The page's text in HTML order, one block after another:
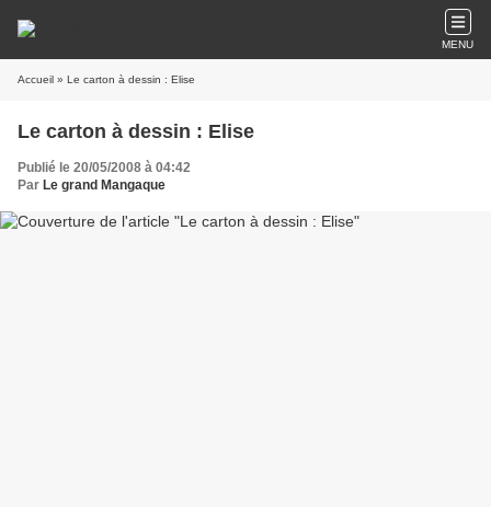
MENU
Accueil » Le carton à dessin : Elise
Le carton à dessin : Elise
Publié le 20/05/2008 à 04:42
Par Le grand Mangaque